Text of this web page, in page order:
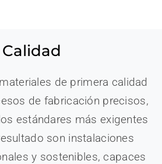
Calidad
de primera calidad
de fabricación precisos,
estándares más exigentes
son instalaciones
y sostenibles, capaces